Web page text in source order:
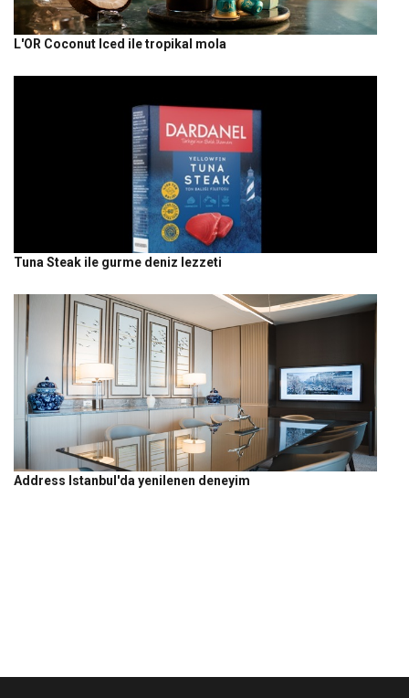
L'OR Coconut Iced ile tropikal mola
Tuna Steak ile gurme deniz lezzeti
Address Istanbul'da yenilenen deneyim